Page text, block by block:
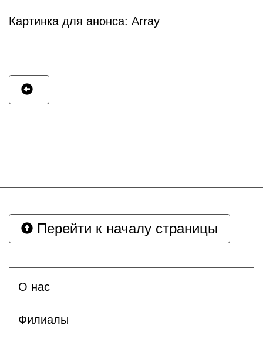
Картинка для анонса: Array
Перейти к началу страницы
О нас
Филиалы